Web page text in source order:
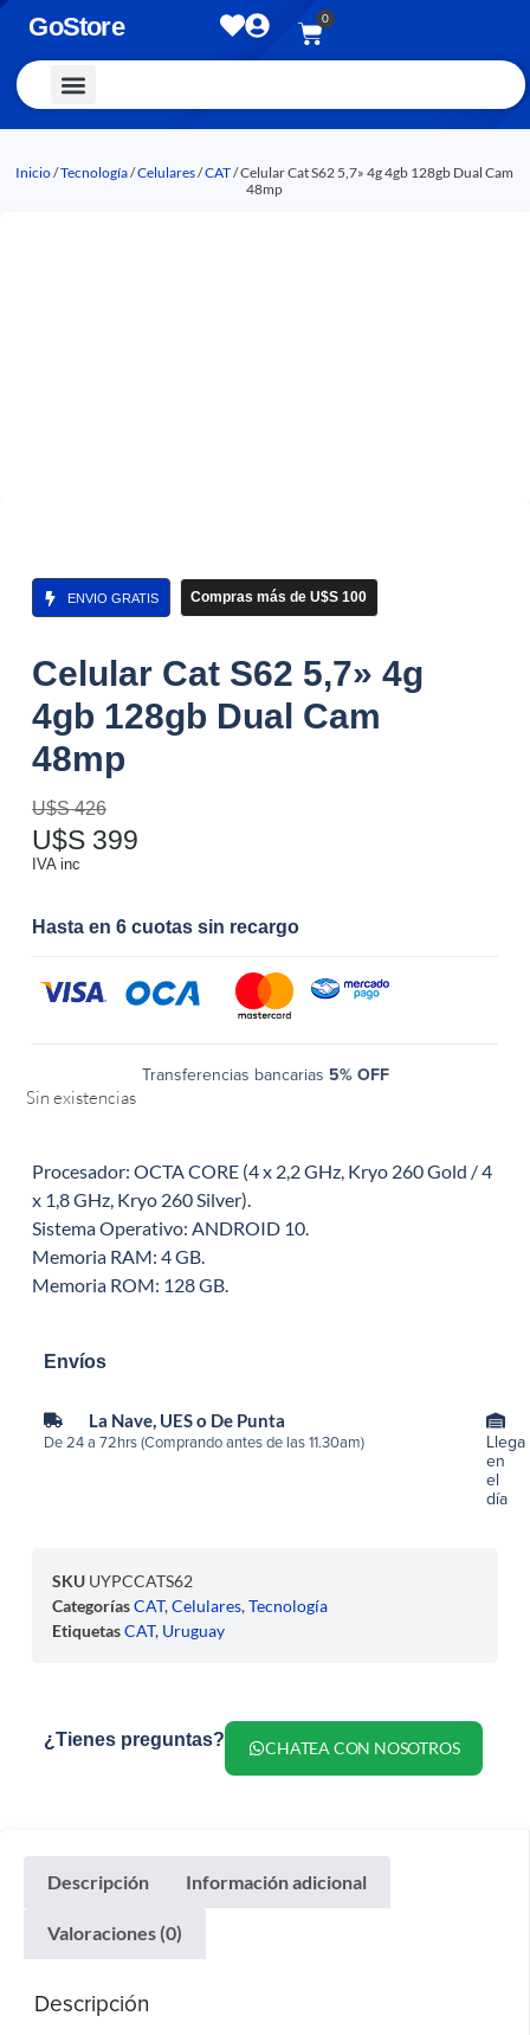
GoStore 0
Inicio/Tecnología/Celulares/CAT/ Celular Cat S62 5,7» 4g 4gb 128gb Dual Cam
48mp
ENVIO GRATIS Compras más de U$S 100
Celular Cat S62 5,7» 4g
4gb 128gb Dual Cam
48mp
U$S426
U$S 399
IVA inc
Hasta en 6 cuotas sin recargo
Transferencias bancarias 5% OFF
Sin existencias
Procesador: OCTA CORE (4 x 2,2 GHz, Kryo 260 Gold / 4
x 1,8 GHz, Kryo 260 Silver).
Sistema Operativo: ANDROID 10.
Memoria RAM: 4 GB.
Memoria ROM: 128 GB.
Envíos
La Nave, UES o De Punta
De 24 a 72hrs (Comprando antes de las 11.30am)
Llega
en
el
día
SKU UYPCCATS62
CategoríasCAT,Celulares,Tecnología
EtiquetasCAT, Uruguay
¿Tienes preguntas? CHATEA CON NOSOTROS
Descripción Información adicional
Valoraciones (0)
Descripción